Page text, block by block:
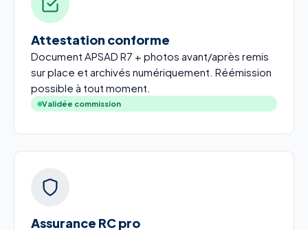
Attestation conforme
Document APSAD R7 + photos avant/après remis
sur place et archivés numériquement. Réémission
possible à tout moment.
Validée commission
Assurance RC pro